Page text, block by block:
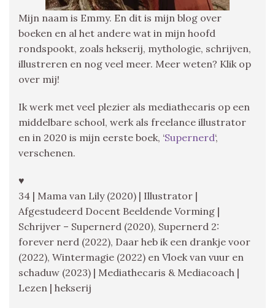
Mijn naam is Emmy. En dit is mijn blog over
boeken en al het andere wat in mijn hoofd
rondspookt, zoals hekserij, mythologie, schrijven,
illustreren en nog veel meer. Meer weten? Klik op
over mij!
Ik werk met veel plezier als mediathecaris op een
middelbare school, werk als freelance illustrator
en in 2020 is mijn eerste boek, ‘Supernerd‘,
verschenen.
♥
34 | Mama van Lily (2020) | Illustrator |
Afgestudeerd Docent Beeldende Vorming |
Schrijver – Supernerd (2020), Supernerd 2:
forever nerd (2022), Daar heb ik een drankje voor
(2022), Wintermagie (2022) en Vloek van vuur en
schaduw (2023) | Mediathecaris & Mediacoach |
Lezen | hekserij